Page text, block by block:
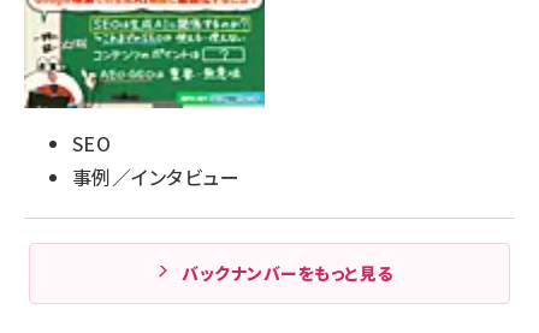
SEO
事例／インタビュー
バックナンバーをもっと見る